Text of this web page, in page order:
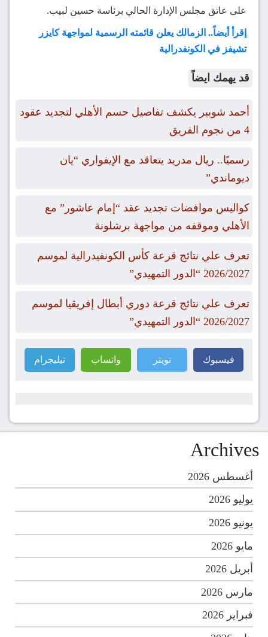
على عاتق مجلس الإدارة الحالي برئاسة حسين لبيب.
إقرأ أيضاً.. الزمالك يعلن قائمته الرسمية لمواجهة كايزر
تشيفز في الكونفدرالية
قد يهمك ايضاً
أحمد شوبير يكشف تفاصيل حسم الأهلي لتجديد عقود
4 من نجوم الفريق
رسميًا.. ريال مدريد يتعاقد مع الإيفواري “يان
ديوماندي”
كواليس موافضات تجديد عقد “إمام عاشور” مع
الأهلي وموقفه من مواجهة برشلونة
تعرف علي نتائج قرعة كأس الكونفيدرالية لموسم
2026/2027 “الدور التمهيدي”
تعرف علي نتائج قرعة دوري أبطال إفريقيا لموسم
2026/2027 “الدور التمهيدي”
فيسبوك تويتر واتساب تيليجرام
Archives
أغسطس 2026
يوليو 2026
يونيو 2026
مايو 2026
أبريل 2026
مارس 2026
فبراير 2026